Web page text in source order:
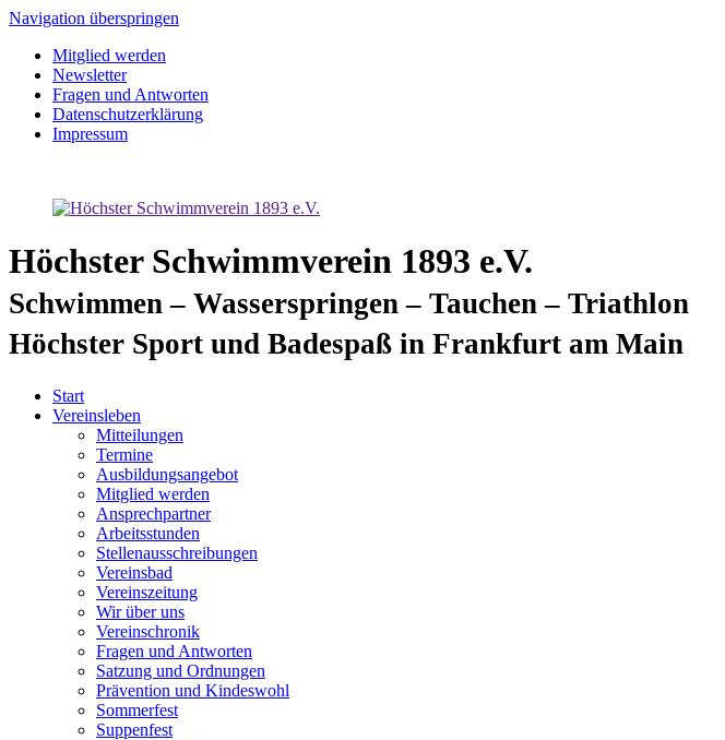
Navigation überspringen
Mitglied werden
Newsletter
Fragen und Antworten
Datenschutzerklärung
Impressum
Höchster Schwimmverein 1893 e.V.
Schwimmen – Wasserspringen – Tauchen – Triathlon
Höchster Sport und Badespaß in Frankfurt am Main
Start
Vereinsleben
Mitteilungen
Termine
Ausbildungsangebot
Mitglied werden
Ansprechpartner
Arbeitsstunden
Stellenausschreibungen
Vereinsbad
Vereinszeitung
Wir über uns
Vereinschronik
Fragen und Antworten
Satzung und Ordnungen
Prävention und Kindeswohl
Sommerfest
Suppenfest